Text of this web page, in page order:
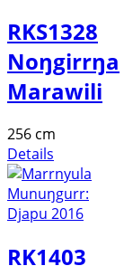
RKS1328
Noŋgirrŋa
Marawili
256 cm
Details
RK1403